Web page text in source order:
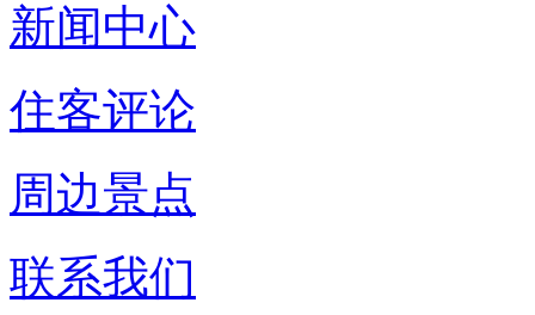
新闻中心
住客评论
周边景点
联系我们